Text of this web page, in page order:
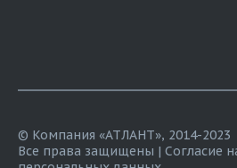
© Компания «АТЛАНТ», 2014-2023
Все права защищены | Согласие